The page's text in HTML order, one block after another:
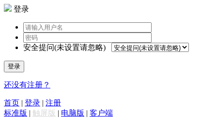
登录
安全提问(未设置请忽略)
登录
还没有注册？
首页 | 登录 | 注册
标准版 | 触屏版 | 电脑版 | 客户端